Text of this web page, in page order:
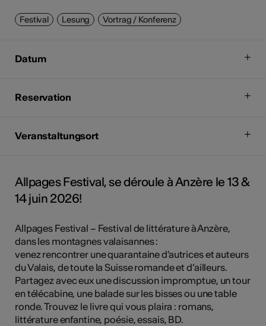
Festival Lesung Vortrag / Konferenz
Datum
Reservation
Veranstaltungsort
Allpages Festival, se déroule à Anzère le 13 &
14 juin 2026!
Allpages Festival – Festival de littérature à Anzère,
dans les montagnes valaisannes :
venez rencontrer une quarantaine d'autrices et auteurs
du Valais, de toute la Suisse romande et d’ailleurs.
Partagez avec eux une discussion impromptue, un tour
en télécabine, une balade sur les bisses ou une table
ronde. Trouvez le livre qui vous plaira : romans,
littérature enfantine, poésie, essais, BD.